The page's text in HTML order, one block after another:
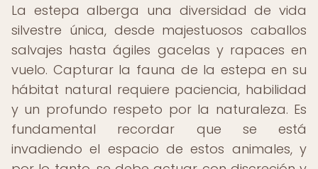
La estepa alberga una diversidad de vida
silvestre única, desde majestuosos caballos
salvajes hasta ágiles gacelas y rapaces en
vuelo. Capturar la fauna de la estepa en su
hábitat natural requiere paciencia, habilidad
y un profundo respeto por la naturaleza. Es
fundamental recordar que se está
invadiendo el espacio de estos animales, y